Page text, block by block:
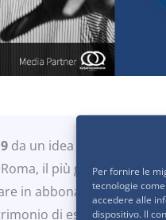
Per fornire le
tecnologie
accedere alle
dispositivo. Il
da un idea di Social
il più grande
in abbonamento
di esperienze